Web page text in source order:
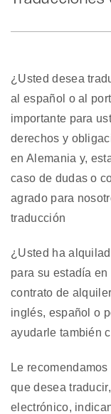
¿Usted desea
al español o al
importante para
derechos y
en Alemania y,
caso de dudas o
agrado para
traducción
¿Usted ha
para su estadía
contrato de
inglés, español o
ayudarle también
Le
que desea
electrónico,